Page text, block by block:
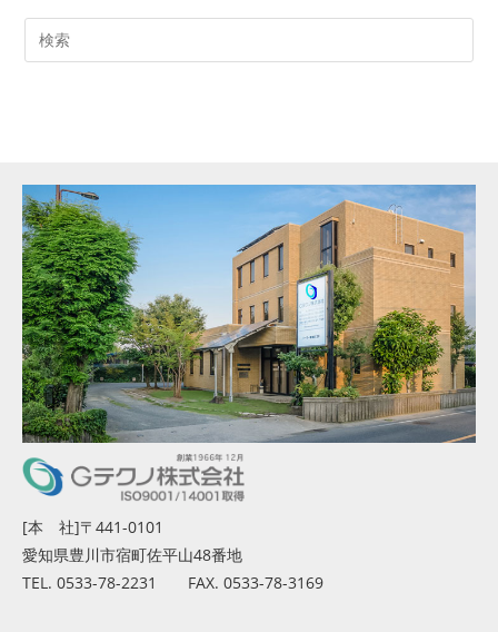
[本 社]〒441-0101
愛知県豊川市宿町佐平山48番地
TEL. 0533-78-2231 FAX. 0533-78-3169